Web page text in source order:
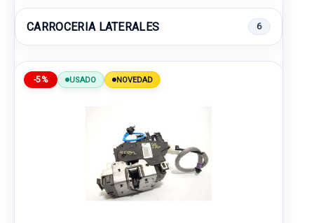
CARROCERIA LATERALES 6
-5% USADO NOVEDAD